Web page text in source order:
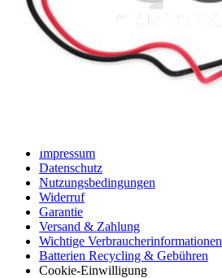
Ressourcen
Presse
Neuigkeiten
Mitmachen
Pro Großkunden
Impressum
Datenschutz
Nutzungsbedingungen
Widerruf
Garantie
Versand & Zahlung
Wichtige Verbraucherinformationen
Batterien Recycling & Gebühren
Cookie-Einwilligung